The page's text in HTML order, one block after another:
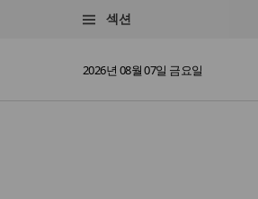
섹션
2026년 08월 07일 금요일